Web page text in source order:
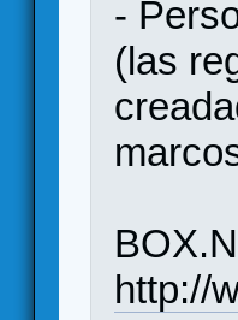
-
(las
http://